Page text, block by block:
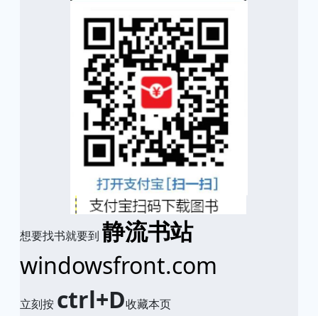
想要找书就要到 静流书站
windowsfront.com
立刻按 ctrl+D收藏本页